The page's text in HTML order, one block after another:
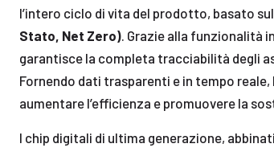
l’intero ciclo di vita del prodotto, basato sul
Stato, Net Zero). Grazie alla funzionalità
garantisce la completa tracciabilità degli
Fornendo dati trasparenti e in tempo
aumentare l’efficienza e promuovere la
I chip digitali di ultima generazione,